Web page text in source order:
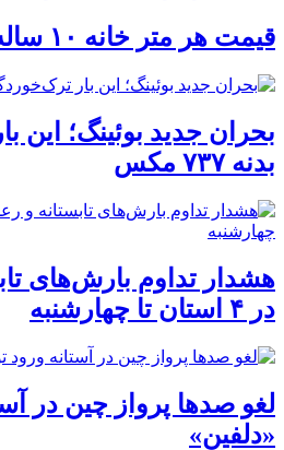
قیمت هر متر خانه ۱۰ ساله در قلب تهران
بحران جدید بوئینگ؛ این
بدنه ۷۳۷ مکس
هشدار تداوم بارش‌های
در ۴ استان تا چهارشنبه
لغو صدها پرواز چین در
«دلفین»